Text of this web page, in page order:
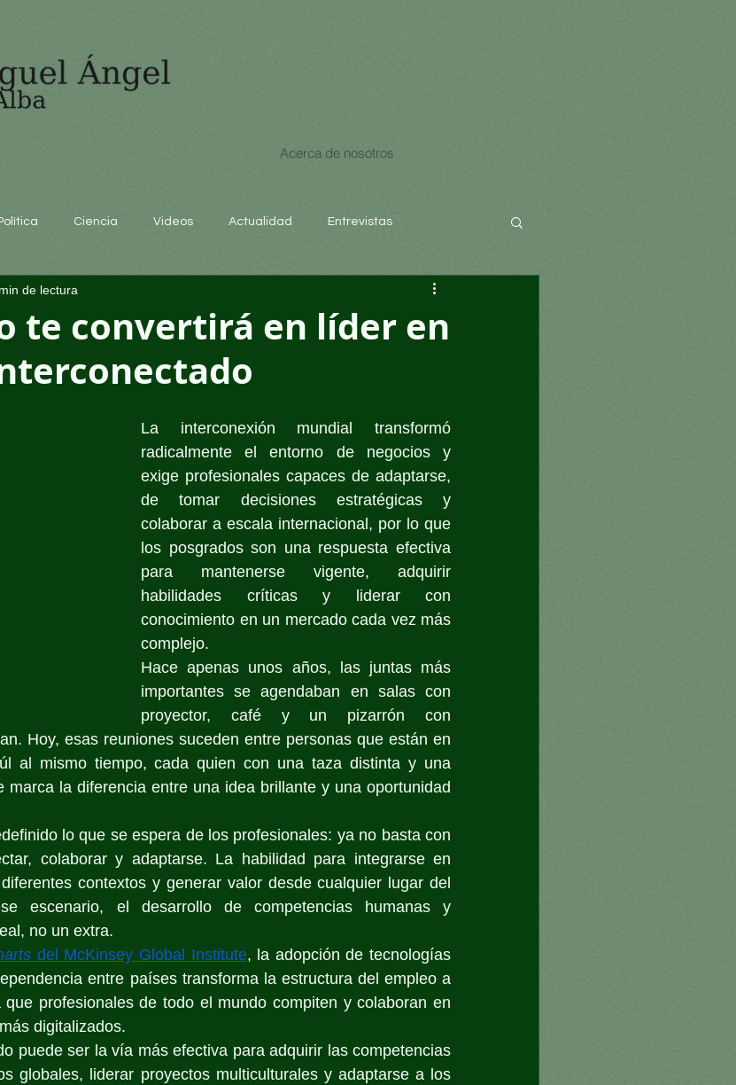
Acerca de nosotros
Ciencia Videos Actualidad Entrevistas
te convertirá en líder en
de lectura
La interconexión mundial transformó
radicalmente el entorno de negocios y
exige profesionales capaces de adaptarse,
de tomar decisiones estratégicas y
colaborar a escala internacional, por lo que
los posgrados son una respuesta efectiva
para mantenerse vigente, adquirir
habilidades críticas y liderar con
conocimiento en un mercado cada vez más
complejo.
Hace apenas unos años, las juntas más
importantes se agendaban en salas con
proyector, café y un pizarrón con
Hoy, esas reuniones suceden entre personas que están en
al mismo tiempo, cada quien con una taza distinta y una
marca la diferencia entre una idea brillante y una oportunidad
lo que se espera de los profesionales: ya no basta con
colaborar y adaptarse. La habilidad para integrarse en
contextos y generar valor desde cualquier lugar del
escenario, el desarrollo de competencias humanas y
no un extra.
del McKinsey Global Institute, la adopción de tecnologías
entre países transforma la estructura del empleo a
profesionales de todo el mundo compiten y colaboran en
digitalizados.
puede ser la vía más efectiva para adquirir las competencias
globales, liderar proyectos multiculturales y adaptarse a los